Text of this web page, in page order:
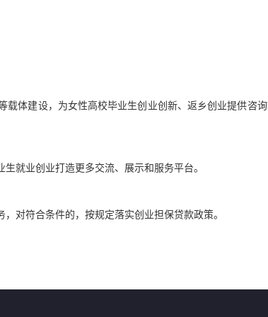
体建设，为女性高校毕业生创业创新、返乡创业提供咨
就业创业打造更多交流、展示和服务平台。
对符合条件的，按规定落实创业担保贷款政策。